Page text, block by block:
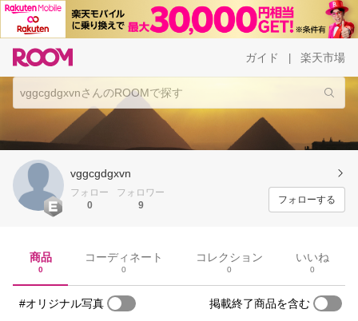
ガイド 楽天市場
vggcgdgxvn
フォロー
0
フォロワー
9
フォローする
商品
0
コーディネート
0
コレクション
0
いいね
0
#オリジナル写真 掲載終了商品を含む